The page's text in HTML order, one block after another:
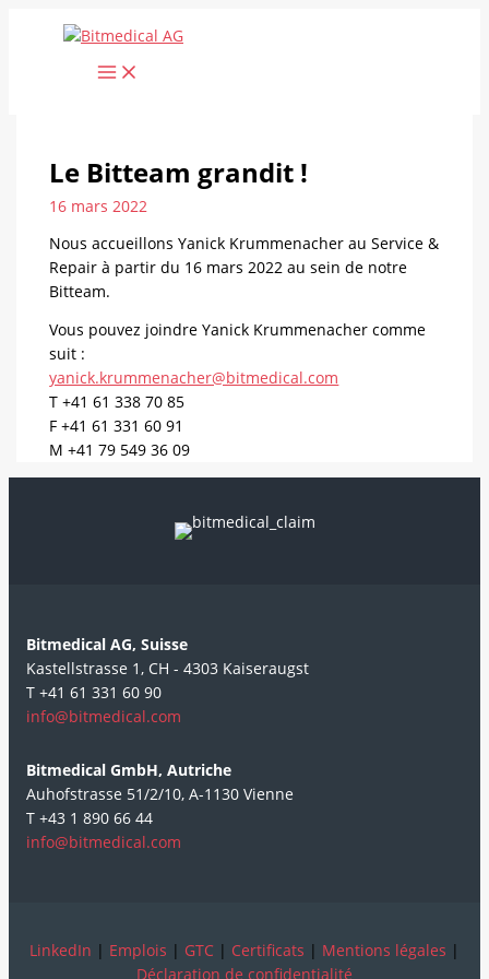
Le Bitteam grandit !
16 mars 2022
Nous accueillons Yanick Krummenacher au Service &
Repair à partir du 16 mars 2022 au sein de notre
Bitteam.
Vous pouvez joindre Yanick Krummenacher comme
suit :
yanick.krummenacher@bitmedical.com
T +41 61 338 70 85
F +41 61 331 60 91
M +41 79 549 36 09
Bitmedical AG, Suisse
Kastellstrasse 1, CH - 4303 Kaiseraugst
T +41 61 331 60 90
info@bitmedical.com
Bitmedical GmbH, Autriche
Auhofstrasse 51/2/10, A-1130 Vienne
T +43 1 890 66 44
info@bitmedical.com
LinkedIn | Emplois | GTC | Certificats | Mentions légales |
Déclaration de confidentialité